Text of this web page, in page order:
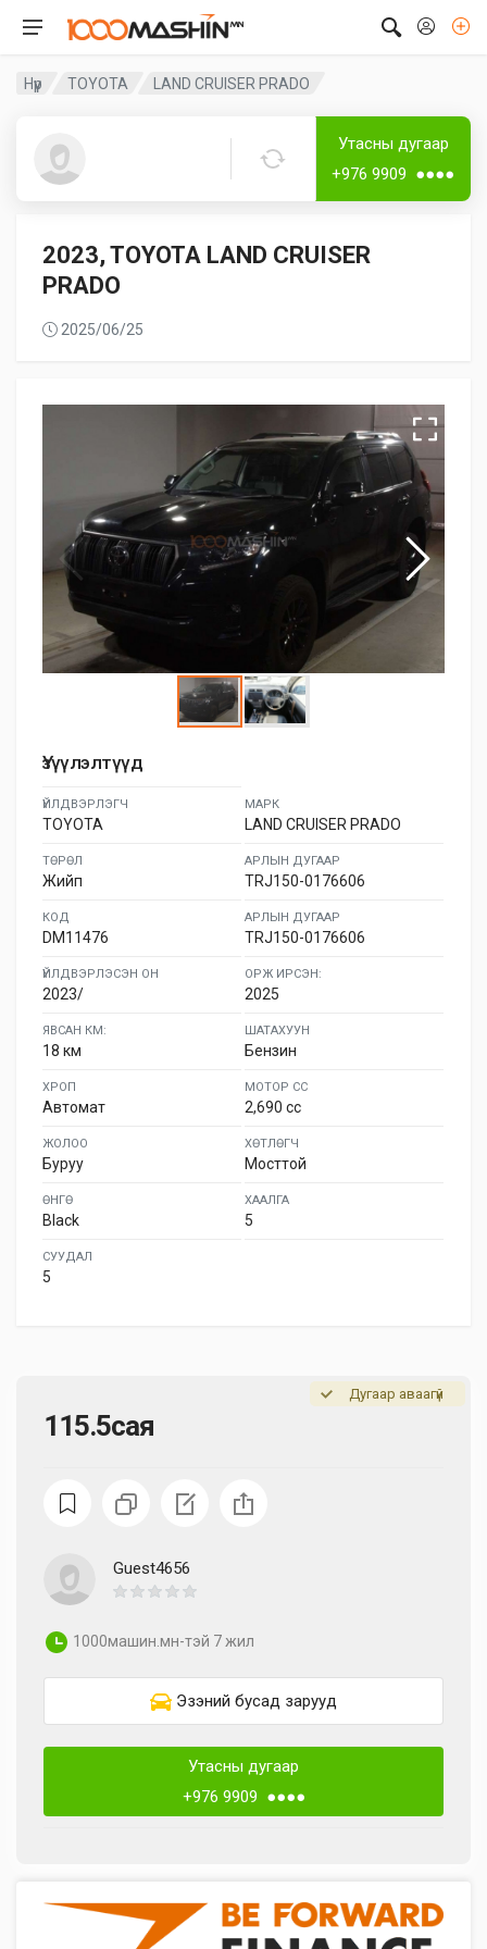
Нүүр TOYOTA LAND CRUISER PRADO
Утасны дугаар
+976 9909 ●●●●
2023, TOYOTA LAND CRUISER
PRADO
2025/06/25
115.5сая
Дугаар аваагүй
Guest4656
1000машин.мн-тэй 7 жил
Эзэний бусад зарууд
Утасны дугаар
+976 9909 ●●●●
Үзүүлэлтүүд
ҮЙЛДВЭРЛЭГЧ
TOYOTA
МАРК
LAND CRUISER PRADO
ТӨРӨЛ
Жийп
АРЛЫН ДУГААР
TRJ150-0176606
КОД
DM11476
АРЛЫН ДУГААР
TRJ150-0176606
ҮЙЛДВЭРЛЭСЭН ОН
2023/
ОРЖ ИРСЭН:
2025
ЯВСАН КМ:
18 км
ШАТАХУУН
Бензин
ХРОП
Автомат
МОТОР СС
2,690 cc
ЖОЛОО
Буруу
ХӨТЛӨГЧ
Мосттой
ӨНГӨ
Black
ХААЛГА
5
СУУДАЛ
5